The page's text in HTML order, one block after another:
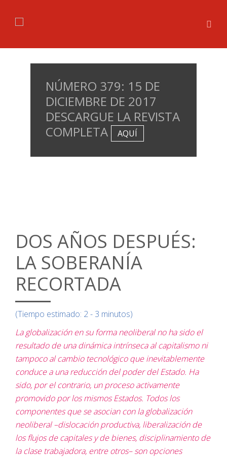
NÚMERO 379: 15 DE
DICIEMBRE DE 2017
DESCARGUE LA REVISTA
COMPLETA
AQUÍ
DOS AÑOS DESPUÉS:
LA SOBERANÍA
RECORTADA
(Tiempo estimado: 2 - 3 minutos)
La globalización en su forma neoliberal no ha sido el
resultado de una dinámica intrínseca al capitalismo ni
tampoco al cambio tecnológico que inevitablemente
conduce a una reducción del poder del Estado. Ha
sido, por el contrario, un proceso activamente
promovido por los mismos Estados. Todos los
componentes que se asocian con la globalización
neoliberal –dislocación productiva, liberalización de
los flujos de capitales y de bienes, disciplinamiento de
la clase trabajadora, entre otros– son opciones